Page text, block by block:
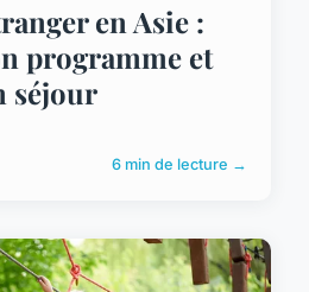
en Asie :
programme et
séjour
6 min de lecture →